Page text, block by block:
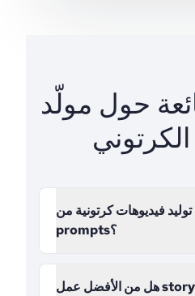
حول مولّد
الكرتوني
فيديوهات كرتونية من
prompts؟